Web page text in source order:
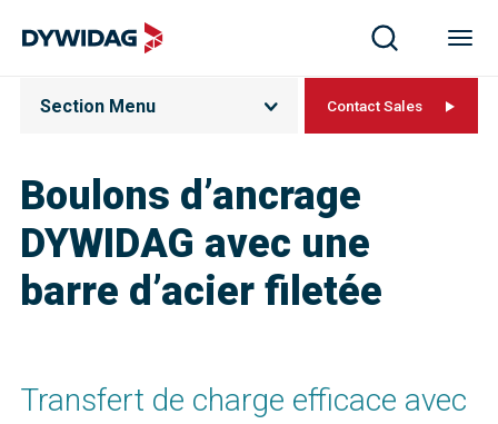
Boulons d’ancrage
DYWIDAG avec une
barre d’acier filetée
Section Menu Contact Sales
Transfert de charge efficace avec